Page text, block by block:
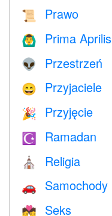
📜 Prawo
🙆‍♂️ Prima Aprilis
👽 Przestrzeń
😄 Przyjaciele
🎉 Przyjęcie
☪️ Ramadan
⛪️ Religia
🚗 Samochody
💏 Seks